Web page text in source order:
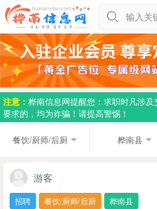
输入关
注意： 桦南信息网提醒您：求职时凡涉
要求的，均为诈骗！请提高警惕！
餐饮/厨师/后厨 桦南县
游客
招聘 餐饮/厨师/后厨 桦南县